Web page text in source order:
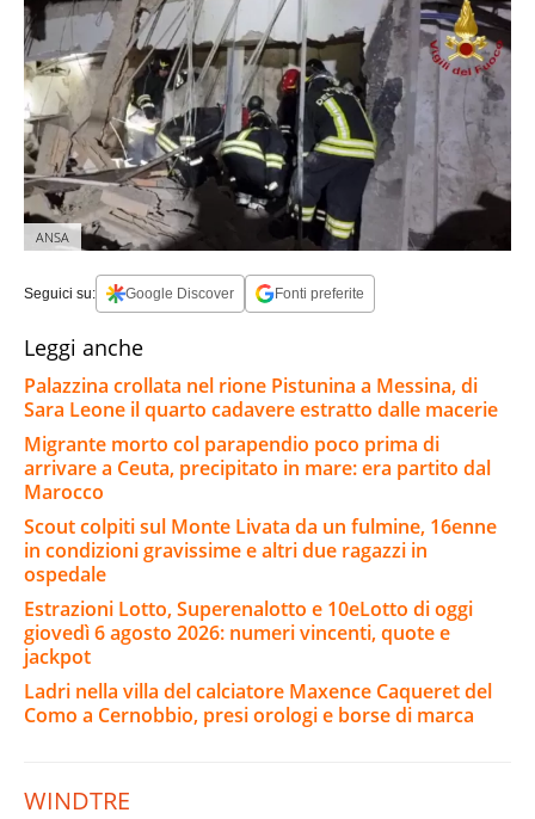
ANSA
Seguici su: Google Discover Fonti preferite
Leggi anche
Palazzina crollata nel rione Pistunina a Messina, di
Sara Leone il quarto cadavere estratto dalle macerie
Migrante morto col parapendio poco prima di
arrivare a Ceuta, precipitato in mare: era partito dal
Marocco
Scout colpiti sul Monte Livata da un fulmine, 16enne
in condizioni gravissime e altri due ragazzi in
ospedale
Estrazioni Lotto, Superenalotto e 10eLotto di oggi
giovedì 6 agosto 2026: numeri vincenti, quote e
jackpot
Ladri nella villa del calciatore Maxence Caqueret del
Como a Cernobbio, presi orologi e borse di marca
WINDTRE